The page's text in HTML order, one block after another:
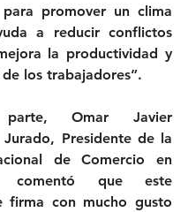
para promover un clima
a reducir conflictos
la productividad y
los trabajadores”.
Omar Javier
Presidente de la
de Comercio en
comentó que este
firma con mucho gusto